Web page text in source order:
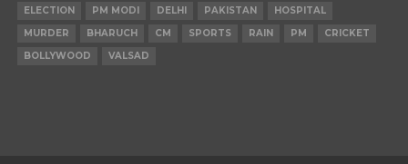
ELECTION
PM MODI DELHI PAKISTAN
HOSPITAL
MURDER
BHARUCH CM SPORTS RAIN PM
CRICKET
BOLLYWOOD
VALSAD